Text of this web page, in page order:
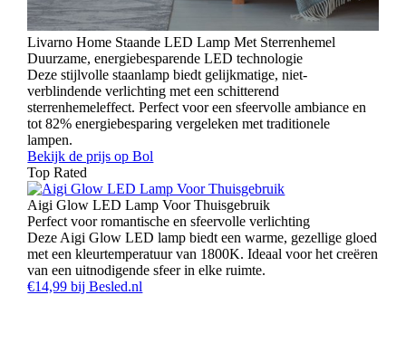
Livarno Home Staande LED Lamp Met Sterrenhemel
Duurzame, energiebesparende LED technologie
Deze stijlvolle staanlamp biedt gelijkmatige, niet-
verblindende verlichting met een schitterend
sterrenhemeleffect. Perfect voor een sfeervolle ambiance en
tot 82% energiebesparing vergeleken met traditionele
lampen.
Bekijk de prijs op Bol
Top Rated
Aigi Glow LED Lamp Voor Thuisgebruik
Perfect voor romantische en sfeervolle verlichting
Deze Aigi Glow LED lamp biedt een warme, gezellige gloed
met een kleurtemperatuur van 1800K. Ideaal voor het creëren
van een uitnodigende sfeer in elke ruimte.
€14,99 bij Besled.nl